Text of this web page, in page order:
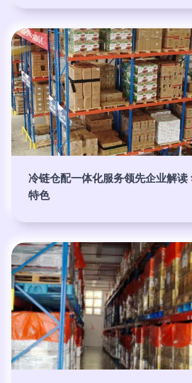
冷链仓配一体化服务领先企业解
特色